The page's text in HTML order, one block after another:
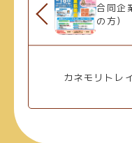
合同企
の方）
カネモリトレ